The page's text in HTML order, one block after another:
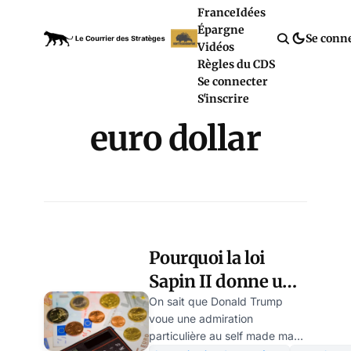
FranceIdées
Épargne
Vidéos
Règles du CDS
Se connecter
S'inscrire
Se
euro dollar
Pourquoi la loi
Sapin II donne une
prime au dollar,
une de plus !
On sait que Donald Trump
voue une admiration
particulière au self made man